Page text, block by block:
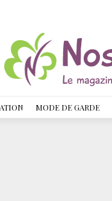
MODE DE GARDE